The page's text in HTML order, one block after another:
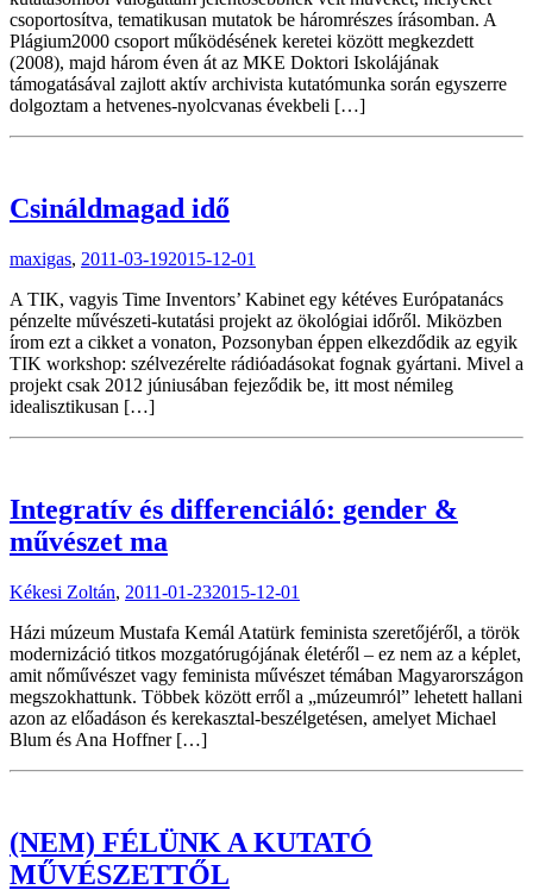
csoportosítva, tematikusan mutatok be háromrészes írásomban. A
Plágium2000 csoport működésének keretei között megkezdett
(2008), majd három éven át az MKE Doktori Iskolájának
támogatásával zajlott aktív archivista kutatómunka során egyszerre
dolgoztam a hetvenes-nyolcvanas évekbeli […]
Csináldmagad idő
maxigas, 2011-03-192015-12-01
A TIK, vagyis Time Inventors’ Kabinet egy kétéves Európatanács
pénzelte művészeti-kutatási projekt az ökológiai időről. Miközben
írom ezt a cikket a vonaton, Pozsonyban éppen elkezdődik az egyik
TIK workshop: szélvezérelte rádióadásokat fognak gyártani. Mivel a
projekt csak 2012 júniusában fejeződik be, itt most némileg
idealisztikusan […]
Integratív és differenciáló: gender &
művészet ma
Kékesi Zoltán, 2011-01-232015-12-01
Házi múzeum Mustafa Kemál Atatürk feminista szeretőjéről, a török
modernizáció titkos mozgatórugójának életéről – ez nem az a képlet,
amit nőművészet vagy feminista művészet témában Magyarországon
megszokhattunk. Többek között erről a „múzeumról” lehetett hallani
azon az előadáson és kerekasztal-beszélgetésen, amelyet Michael
Blum és Ana Hoffner […]
(NEM) FÉLÜNK A KUTATÓ
MŰVÉSZETTŐL